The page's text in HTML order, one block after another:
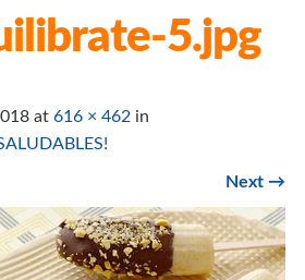
5.jpg
at 616 × 462in
Next→